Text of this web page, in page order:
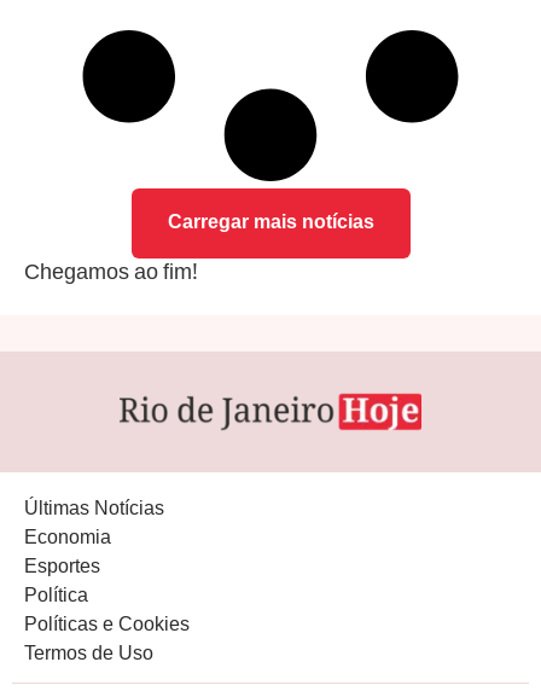
Carregar mais notícias
Chegamos ao fim!
Últimas Notícias
Economia
Esportes
Política
Políticas e Cookies
Termos de Uso